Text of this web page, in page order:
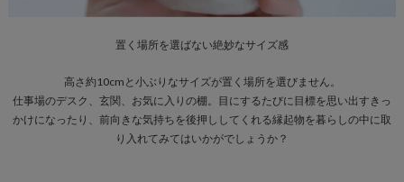
置く場所を選ばない絶妙なサイズ感
高さ約10cmと小ぶりなサイズが置く場所を選びません。
仕事場のデスク、玄関、お気に入りの棚。目にするたびに目標を思い出すきっ
かけになったり、前向きな気持ちを後押ししてくれる縁起物を暮らしの中に取
り入れてみてはいかがでしょうか？